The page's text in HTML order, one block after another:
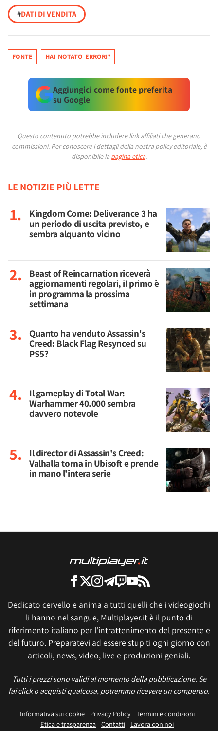
#DATI DI VENDITA
FONTE HAI NOTATO ERRORI?
Aggiungici come fonte preferita
su Google
Questo contenuto potrebbe includere link affiliati che generano
commissioni. Per conoscere i dettagli della nostra policy editoriale, è
disponibile la pagina etica.
LE NOTIZIE PIÙ LETTE
Kingdom Come: Deliverance 3 ha
un periodo di uscita previsto, e
sembra alquanto vicino
Beast of Reincarnation riceverà
aggiornamenti regolari, il primo è
in programma la prossima
settimana
Quanto ha venduto Assassin's
Creed: Black Flag Resynced su
PS5?
Il gameplay di Total War:
Warhammer 40.000 sembra
davvero notevole
Il director di Assassin's Creed:
Valhalla torna in Ubisoft e prende
in mano l'intera serie
Dedicato cervello e anima a tutti quelli che i videogiochi
li hanno nel sangue, Multiplayer.it è il punto di
riferimento italiano per l'intrattenimento del presente e
del futuro. Preparatevi ad essere stupiti ogni giorno con
articoli, news, video, live e produzioni geniali.
Tutti i prezzi sono validi al momento della pubblicazione. Se
fai click o acquisti qualcosa, potremmo ricevere un compenso.
Informativa sui cookie Privacy Policy
Termini e condizioni
Etica e trasparenza Contatti Lavora con noi